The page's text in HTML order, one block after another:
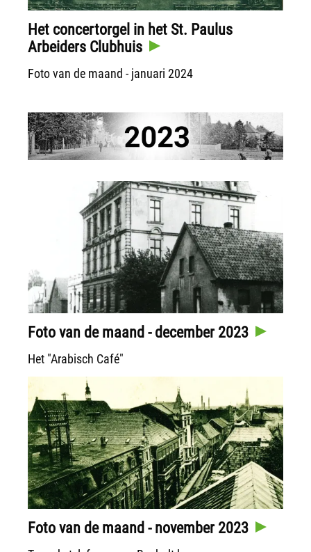
Het concertorgel in het St. Paulus
Arbeiders Clubhuis
Foto van de maand - januari 2024
Foto van de maand - december 2023
Het "Arabisch Café"
Foto van de maand - november 2023